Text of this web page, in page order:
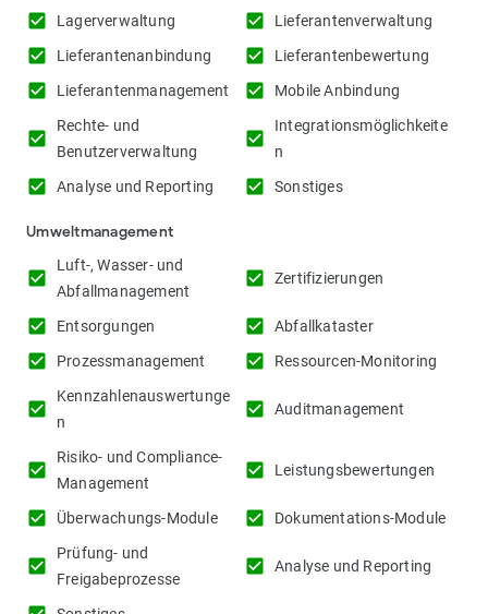
check_box Lagerverwaltung check_box Lieferantenverwaltung
check_box Lieferantenanbindung check_box Lieferantenbewertung
check_box Lieferantenmanagement check_box Mobile Anbindung
check_box
Rechte- und
Benutzerverwaltung
check_box
Integrationsmöglichkeite
n
check_box Analyse und Reporting check_box Sonstiges
Umweltmanagement
check_box
Luft-, Wasser- und
Abfallmanagement
check_box Zertifizierungen
check_box Entsorgungen check_box Abfallkataster
check_box Prozessmanagement check_box Ressourcen-Monitoring
check_box
Kennzahlenauswertunge
n
check_box Auditmanagement
check_box
Risiko- und Compliance-
Management
check_box Leistungsbewertungen
check_box Überwachungs-Module check_box Dokumentations-Module
check_box
Prüfung- und
Freigabeprozesse
check_box Analyse und Reporting